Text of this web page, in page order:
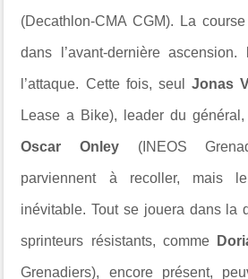
(Decathlon-CMA CGM). La
dans l’avant-dernière ascension.
l’attaque. Cette fois, seul Jonas
Lease a Bike), leader du général,
Oscar Onley (INEOS
parviennent à recoller, mais
inévitable. Tout se jouera dans la
sprinteurs résistants, comme
Grenadiers), encore présent,